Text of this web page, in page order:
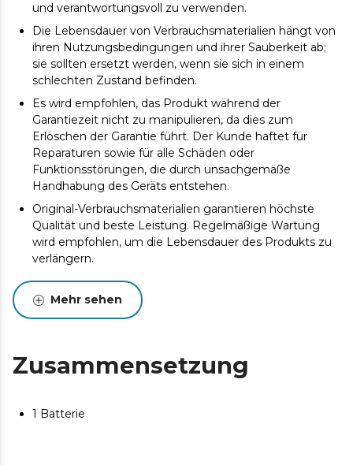
und verantwortungsvoll zu verwenden.
Die Lebensdauer von Verbrauchsmaterialien hängt von
ihren Nutzungsbedingungen und ihrer Sauberkeit ab;
sie sollten ersetzt werden, wenn sie sich in einem
schlechten Zustand befinden.
Es wird empfohlen, das Produkt während der
Garantiezeit nicht zu manipulieren, da dies zum
Erlöschen der Garantie führt. Der Kunde haftet für
Reparaturen sowie für alle Schäden oder
Funktionsstörungen, die durch unsachgemäße
Handhabung des Geräts entstehen.
Original-Verbrauchsmaterialien garantieren höchste
Qualität und beste Leistung. Regelmäßige Wartung
wird empfohlen, um die Lebensdauer des Produkts zu
verlängern.
Mehr sehen
Zusammensetzung
1 Batterie